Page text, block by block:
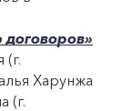
Харунжа
(г.